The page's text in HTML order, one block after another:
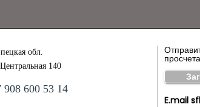
обл.
140
908 600 53 14
просчета
E.mail